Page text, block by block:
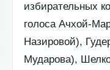
избирательных
голоса Ачхой-
Назировой),
Мударова),